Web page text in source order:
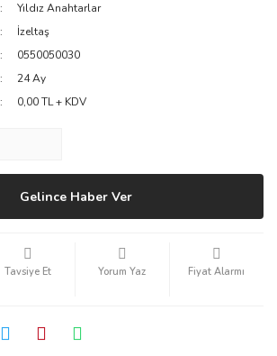
Yıldız Anahtarlar
İzeltaş
0550050030
24 Ay
0,00 TL + KDV
Gelince Haber Ver
Tavsiye Et Yorum Yaz Fiyat Alarmı